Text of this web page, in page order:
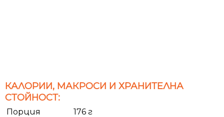
КАЛОРИИ, МАКРОСИ И ХРАНИТЕЛНА
СТОЙНОСТ:
Порция
176 г